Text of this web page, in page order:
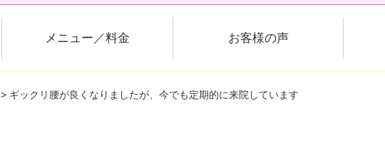
メニュー／料金 お客様の声
> ギックリ腰が良くなりましたが、今でも定期的に来院しています